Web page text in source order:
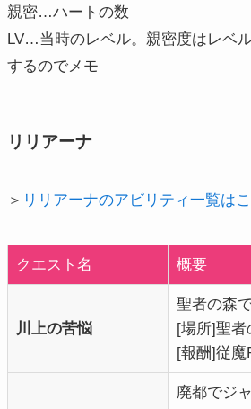
親密…ハートの数
LV…当時のレベル。親密度はレベ
するのでメモ
リリアーナ
＞ リリアーナのアビリティ一覧は
クエスト名 概要
川上の苦悩
聖者の森
[場所]聖者
[報酬]従魔
廃都でジ